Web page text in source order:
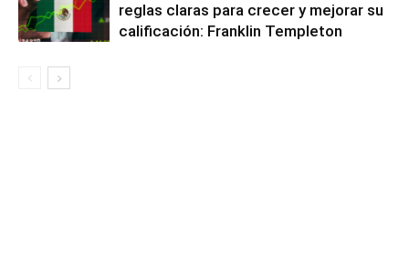
reglas claras para crecer y mejorar su
calificación: Franklin Templeton